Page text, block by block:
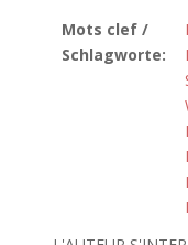
Mots clef /
Schlagworte: